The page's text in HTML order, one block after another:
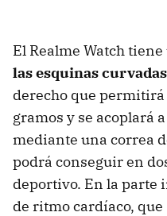
El Realme Watch tiene
las esquinas curvadas
derecho que
gramos y se acoplará
mediante una correa
podrá conseguir en
deportivo. En la parte
de ritmo cardíaco, que